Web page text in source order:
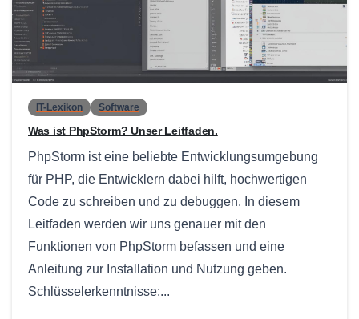
IT-Lexikon Software
Was ist PhpStorm? Unser Leitfaden.
PhpStorm ist eine beliebte Entwicklungsumgebung
für PHP, die Entwicklern dabei hilft, hochwertigen
Code zu schreiben und zu debuggen. In diesem
Leitfaden werden wir uns genauer mit den
Funktionen von PhpStorm befassen und eine
Anleitung zur Installation und Nutzung geben.
Schlüsselerkenntnisse:...